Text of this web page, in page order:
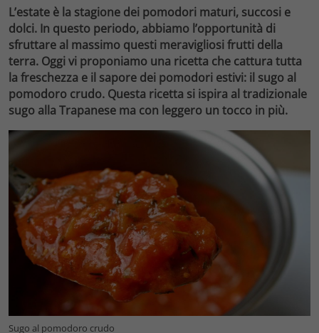
L’estate è la stagione dei pomodori maturi, succosi e
dolci. In questo periodo, abbiamo l’opportunità di
sfruttare al massimo questi meravigliosi frutti della
terra. Oggi vi proponiamo una ricetta che cattura tutta
la freschezza e il sapore dei pomodori estivi: il sugo al
pomodoro crudo. Questa ricetta si ispira al tradizionale
sugo alla Trapanese ma con leggero un tocco in più.
Sugo al pomodoro crudo